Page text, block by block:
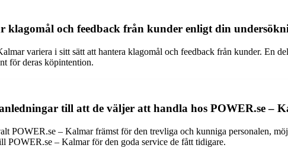
klagomål och feedback från kunder enligt din
variera i sitt sätt att hantera klagomål och feedback från kunder. En
för deras köpintention.
till att de väljer att handla hos POWER.se –
POWER.se – Kalmar främst för den trevliga och kunniga personalen,
POWER.se – Kalmar för den goda service de fått tidigare.